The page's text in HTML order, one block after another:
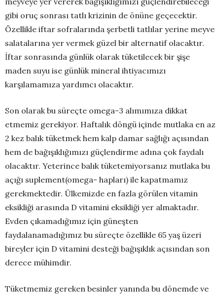
gibi oruç sonrası tatlı krizinin de önüne geçecektir.
Özellikle iftar sofralarında şerbetli tatlılar yerine meyve
salatalarına yer vermek güzel bir alternatif olacaktır.
İftar sonrasında günlük olarak tüketilecek bir şişe
maden suyu ise günlük mineral ihtiyacımızı
karşılamamıza yardımcı olacaktır.
Son olarak bu süreçte omega-3 alımımıza dikkat
etmemiz gerekiyor. Haftalık döngü içinde mutlaka en az
2 kez balık tüketmek hem kalp damar sağlığı açısından
hem de bağışıklığımızı güçlendirme adına çok faydalı
olacaktır. Yeterince balık tüketemiyorsanız mutlaka bu
açığı suplement(omega- hapları) ile kapatmamız
gerekmektedir. Ülkemizde en fazla görülen vitamin
eksikliği arasında D vitamini eksikliği yer almaktadır.
Evden çıkamadığımız için güneşten
faydalanamadığımız bu süreçte özellikle 65 yaş üzeri
bireyler için D vitamini desteği bağışıklık açısından son
derece mühimdir.
Tüketmemiz gereken besinler yanında bu dönemde ve